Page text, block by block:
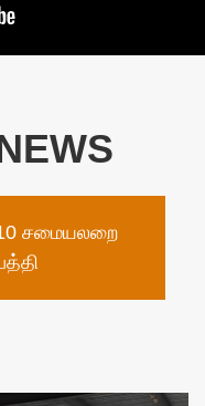
சமையலறை